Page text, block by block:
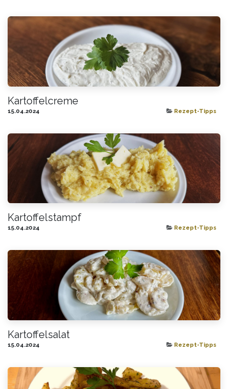
Kartoffelcreme
15.04.2024 Rezept-Tipps
Kartoffelstampf
15.04.2024 Rezept-Tipps
Kartoffelsalat
15.04.2024 Rezept-Tipps